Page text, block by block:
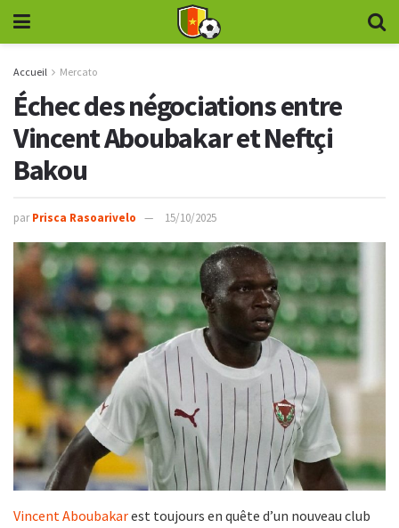
Accueil Mercato
Échec des négociations entre
Vincent Aboubakar et Neftçi
Bakou
par Prisca Rasoarivelo 15/10/2025
Vincent Aboubakarest toujours en quête d’un nouveau club